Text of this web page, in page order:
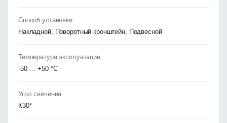
Способ установки
Накладной, Поворотный кронштейн, Подвесной
Температура эксплуатации
-50 … +50 °C
Угол свечения
К30°